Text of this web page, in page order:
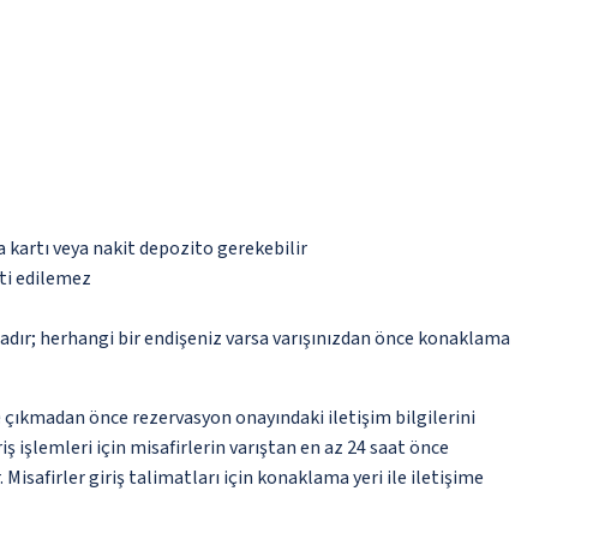
kartı veya nakit depozito gerekebilir
edilemez
herhangi bir endişeniz varsa varışınızdan önce konaklama
önce rezervasyon onayındaki iletişim bilgilerini
işlemleri için misafirlerin varıştan en az 24 saat önce
Misafirler giriş talimatları için konaklama yeri ile iletişime